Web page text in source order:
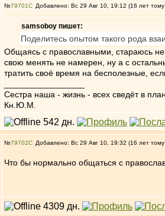
№79701 Добавлено: Вс 29 Авг 10, 19:12 (16 лет
samsoboy пишет:
Поделитесь опытом такого рода
Общаясь с православными, стараюсь не
свою менять не намерен, ну а с
тратить своё время на бесполезные,
Сестра наша - жизнь - всех сведёт в
Кн.Ю.М.
№79702 Добавлено: Вс 29 Авг 10, 19:32 (16 лет
Что бы нормально общаться с